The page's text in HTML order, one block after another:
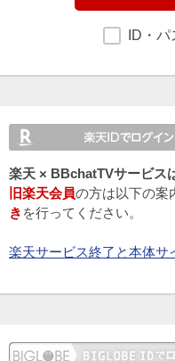
ID・
楽天 × BBchatTVサービス
旧楽天会員の方は以下の案
き を行ってください。
楽天サービス終了と本体サ